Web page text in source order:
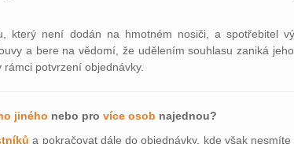
který není dodán na hmotném nosiči, a spotřebitel
a bere na vědomí, že udělením souhlasu zaniká
potvrzení objednávky.
jiného nebo pro více osob najednou?
a pokračovat dále do objednávky, kde však